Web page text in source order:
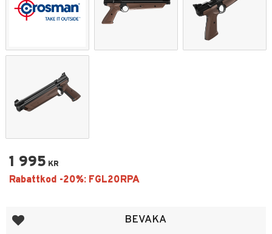
1 995 KR
Lägg till i favoriter BEVAKA